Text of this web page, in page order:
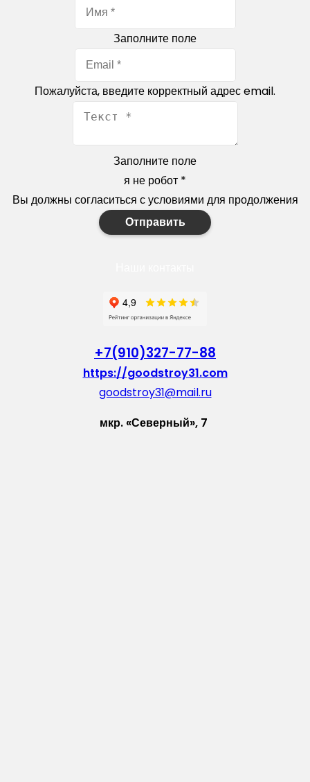
Заполните поле
Пожалуйста, введите корректный адрес email.
Заполните поле
я не робот *
Вы должны согласиться с условиями для продолжения
Отправить
+7(910)327-77-88
https://goodstroy31.com
goodstroy31@mail.ru
мкр. «Северный», 7